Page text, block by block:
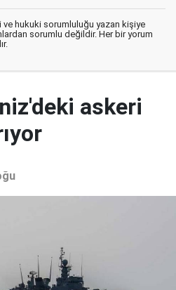
ve hukuki sorumluluğu yazan kişiye
sorumlu değildir. Her bir yorum
askeri